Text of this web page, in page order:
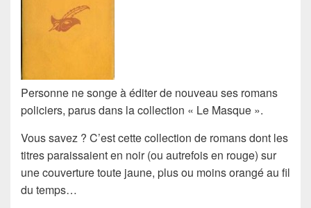
Personne ne songe à éditer de nouveau ses romans
policiers, parus dans la collection « Le Masque ».
Vous savez ? C’est cette collection de romans dont les
titres paraissaienten noir(ou autrefoisen rouge) sur
une couverture toute jaune, plus ou moins orangé au fil
du temps…